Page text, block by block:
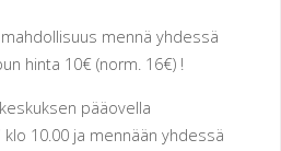
mahdollisuus mennä yhdessä
hinta 10€ (norm. 16€) !
pääovella
klo 10.00 ja mennään yhdessä